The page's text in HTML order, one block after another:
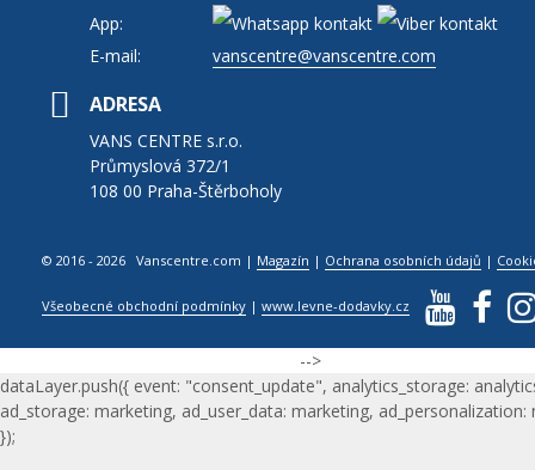
App:
E-mail:
vanscentre@vanscentre.com
ADRESA
VANS CENTRE s.r.o.
Průmyslová 372/1
108 00 Praha-Štěrboholy
© 2016 - 2026 Vanscentre.com | Magazín | Ochrana osobních údajů |
Všeobecné obchodní podmínky |www.levne-dodavky.cz
-->
dataLayer.push({ event: "consent_update", analytics_storage:
ad_storage: marketing, ad_user_data: marketing, ad_personalization:
});